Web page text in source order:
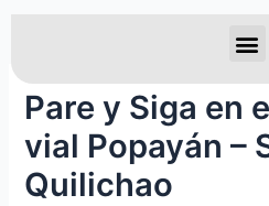
Pare y Siga en
vial Popayán –
Quilichao